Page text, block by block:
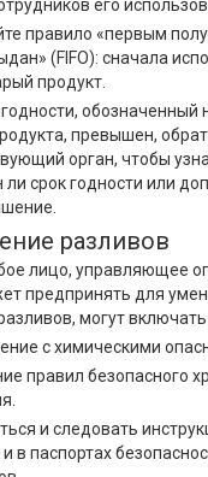
его
правило «первым
(FIFO): сначала
продукт.
годности, обозначенный
превышен,
орган, чтобы
срок годности или
разливов
лицо, управляющее
предпринять для
могут
с химическими
правил безопасного
и следовать
и в паспортах